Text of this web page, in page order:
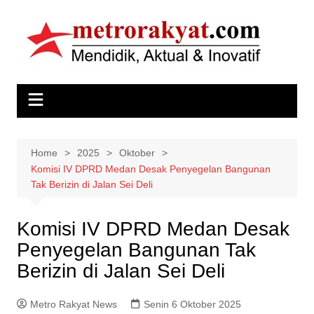
content
Home 2025
Oktober
Komisi IV DPRD Medan Desak Penyegelan Bangunan
Tak Berizin di Jalan Sei Deli
Komisi IV DPRD Medan Desak
Penyegelan Bangunan Tak
Berizin di Jalan Sei Deli
Metro Rakyat News
Senin 6 Oktober 2025